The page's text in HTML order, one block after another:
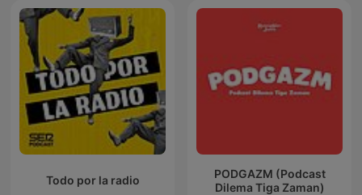
Todo por la radio
PODGAZM (Podcast
Dilema Tiga Zaman)